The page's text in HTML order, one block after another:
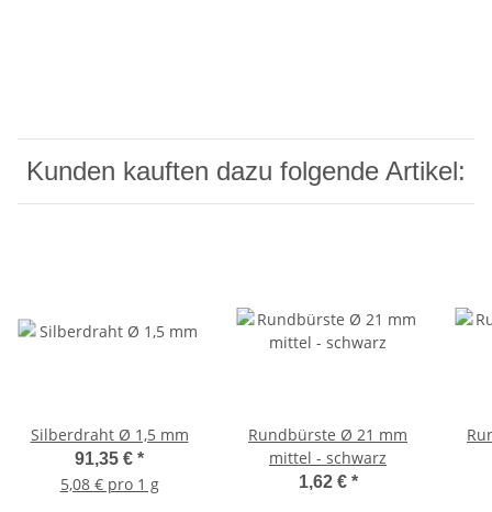
Kunden kauften dazu folgende Artikel:
Silberdraht Ø 1,5 mm
91,35 € *
5,08 € pro 1 g
Rundbürste Ø 21 mm
mittel - schwarz
1,62 € *